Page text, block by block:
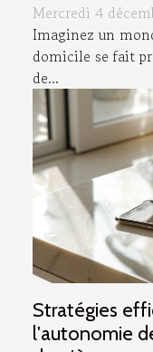
Mercredi 4
Imaginez un
domicile se fait
de...
Stratégies
l'autonomie